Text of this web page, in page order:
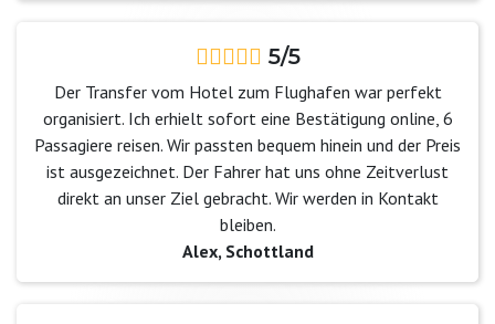
5/5
Der Transfer vom Hotel zum Flughafen war perfekt
organisiert. Ich erhielt sofort eine Bestätigung online, 6
Passagiere reisen. Wir passten bequem hinein und der Preis
ist ausgezeichnet. Der Fahrer hat uns ohne Zeitverlust
direkt an unser Ziel gebracht. Wir werden in Kontakt
bleiben.
Alex, Schottland